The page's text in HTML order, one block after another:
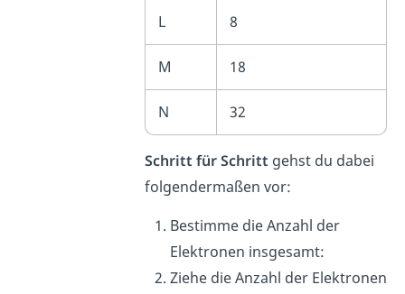
L 8
M 18
N 32
Schritt für Schritt gehst du dabei
folgendermaßen vor:
Bestimme die Anzahl der
Elektronen insgesamt:
Ziehe die Anzahl der Elektronen